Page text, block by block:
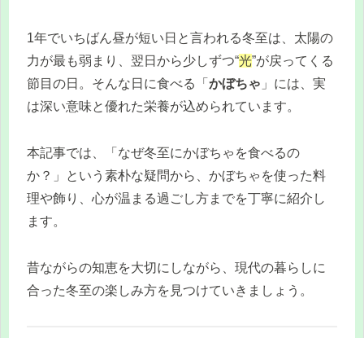
1年でいちばん昼が短い日と言われる冬至は、太陽の
力が最も弱まり、翌日から少しずつ“光”が戻ってくる
節目の日。そんな日に食べる「 かぼちゃ 」には、実
は深い意味と優れた栄養が込められています。
本記事では、「なぜ冬至にかぼちゃを食べるの
か？」という素朴な疑問から、かぼちゃを使った料
理や飾り、心が温まる過ごし方までを丁寧に紹介し
ます。
昔ながらの知恵を大切にしながら、現代の暮らしに
合った冬至の楽しみ方を見つけていきましょう。